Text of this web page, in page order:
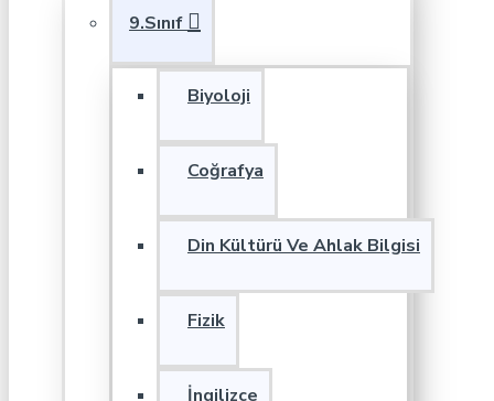
9.Sınıf
Biyoloji
Coğrafya
Din Kültürü Ve Ahlak Bilgisi
Fizik
İngilizce